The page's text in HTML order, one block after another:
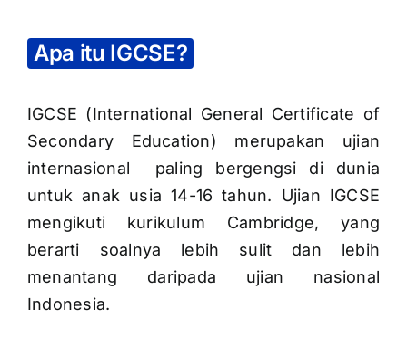
Apa itu IGCSE?
IGCSE (International General Certificate of
Secondary Education) merupakan ujian
internasional paling bergengsi di dunia
untuk anak usia 14-16 tahun. Ujian IGCSE
mengikuti kurikulum Cambridge, yang
berarti soalnya lebih sulit dan lebih
menantang daripada ujian nasional
Indonesia.